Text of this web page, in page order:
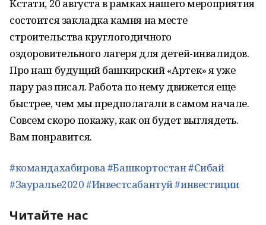
Кстати, 20 августа в рамках нашего мероприятия
состоится закладка камня на месте
строительства круглогодичного
оздоровительного лагеря для детей-инвалидов.
Про наш будущий башкирский «Артек» я уже
пару раз писал. Работа по нему движется еще
быстрее, чем мы предполагали в самом начале.
Совсем скоро покажу, как он будет выглядеть.
Вам понравится.
#командахабирова#Башкортостан#Сибай
#Зауралье2020#Инвестсабантуй#инвестиции
Читайте нас